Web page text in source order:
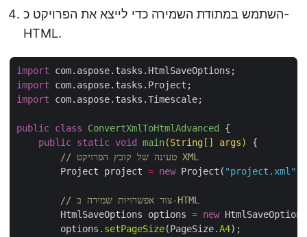
השתמש במתודת השמירה כדי לייצא את הפרויקט כ-
HTML.
import
import
import
public class ConvertXmlToHtmlAdvanced
public static void main(String [] args)
// טעינה של קובץ הפרויקט XML
    	Project project
= new Project( "project.xml"
// צור אפשרויות שמירה ב-HTML
        HtmlSaveOptions options
= new
        options.
setPageSize(PageSize.A4